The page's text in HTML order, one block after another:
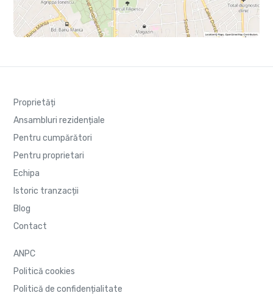
Proprietăți
Ansambluri rezidențiale
Pentru cumpărători
Pentru proprietari
Echipa
Istoric tranzacții
Blog
Contact
ANPC
Politică cookies
Politică de confidențialitate